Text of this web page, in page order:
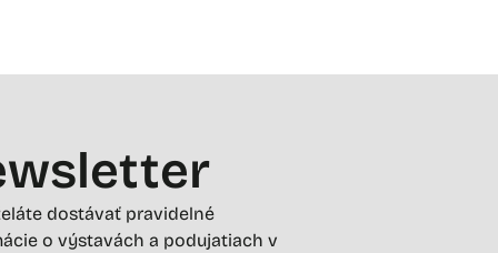
dostávať pravidelné
o výstavách a podujatiach v